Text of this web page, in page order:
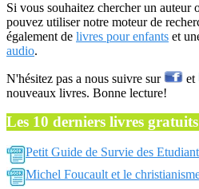
Si vous souhaitez chercher un
pouvez utiliser notre moteur de
également de livres pour enfants et
audio.
N'hésitez pas a nous suivre sur et
nouveaux livres. Bonne lecture!
Les 10 derniers livres gratuits
Petit Guide de Survie des
Michel Foucault et le